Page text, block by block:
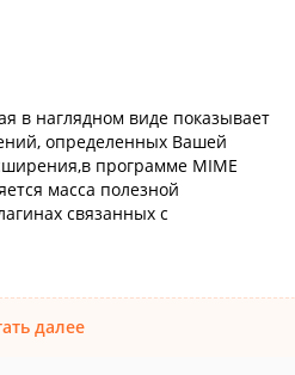
в наглядном виде показывает
определенных Вашей
программе MIME
масса полезной
связанных с
далее